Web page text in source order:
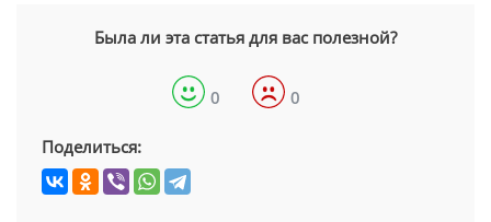
Была ли эта статья для вас полезной?
0 0
Поделиться: